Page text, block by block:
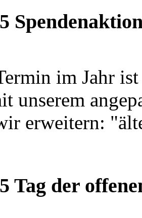
im Jahr
unserem
erweitern:
Tag der